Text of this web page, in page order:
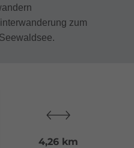
zum
4,26 km